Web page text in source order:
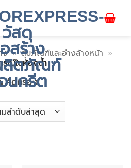
ง » สุขภัณฑ์และอ่างล้างหน้า
»
รณ์ในห้องน้ำ
คัดกรอง